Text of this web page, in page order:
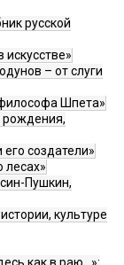
русской
искусстве»
– от слуги
Шпета»
рождения,
создатели»
лесах»
Пушкин,
культуре